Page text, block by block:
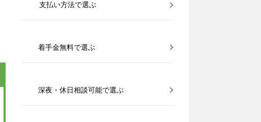
支払い方法で選ぶ
着手金無料で選ぶ
深夜・休日相談可能で選ぶ